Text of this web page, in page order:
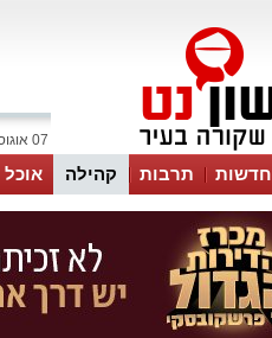
07 אוגוסט 2026 / 20:56
חדשות תרבות קהילה אוכל